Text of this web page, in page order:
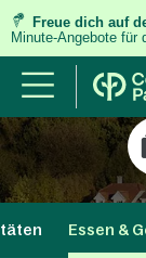
Freue dich auf
Minute-Angebote für
Essen &